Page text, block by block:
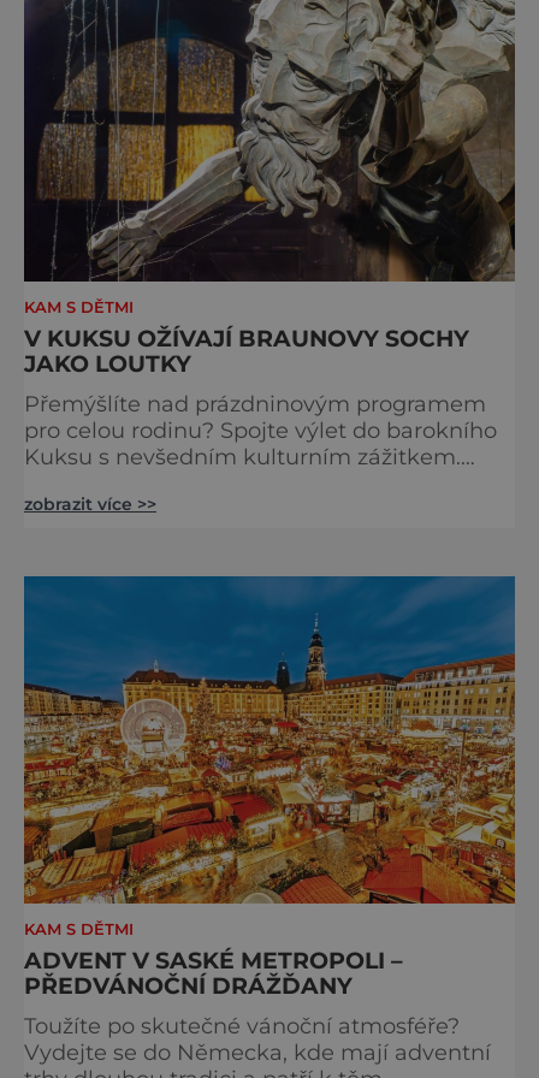
KAM S DĚTMI
V KUKSU OŽÍVAJÍ BRAUNOVY SOCHY
JAKO LOUTKY
Přemýšlíte nad prázdninovým programem
pro celou rodinu? Spojte výlet do barokního
Kuksu s nevšedním kulturním zážitkem.
Comoedien-Hausu zve na stálou expozici
Matyáše Bernarda Brauna nejen z Kuksu.
Výstava Braunova socha loutkou představuje
padesát autorských loutek řezbáře a scénog
zobrazit více >>
KAM S DĚTMI
ADVENT V SASKÉ METROPOLI –
PŘEDVÁNOČNÍ DRÁŽĎANY
Toužíte po skutečné vánoční atmosféře?
Vydejte se do Německa, kde mají adventní